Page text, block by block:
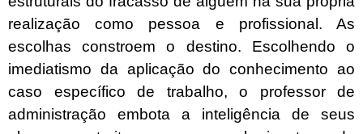
realização como pessoa e profissional. As
escolhas constroem o destino. Escolhendo o
imediatismo da aplicação do conhecimento ao
caso específico de trabalho, o professor de
administração embota a inteligência de seus